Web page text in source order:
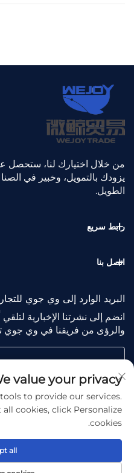
من خلال اختيارك لنا، ستحصل
يزودك بالتمويل، وخبير في
الطويل.
رابط سريع
اتصل بنا
البريد الوارد إلى وي جوي
انضم إلى نشرتنا الإخبارية
والرؤى من فريقنا في وي جوي
Subscribe
Trade Co., Ltd. All Rights
value your privacy
to provide our services.
cookies, click Personalize
cookies.
all